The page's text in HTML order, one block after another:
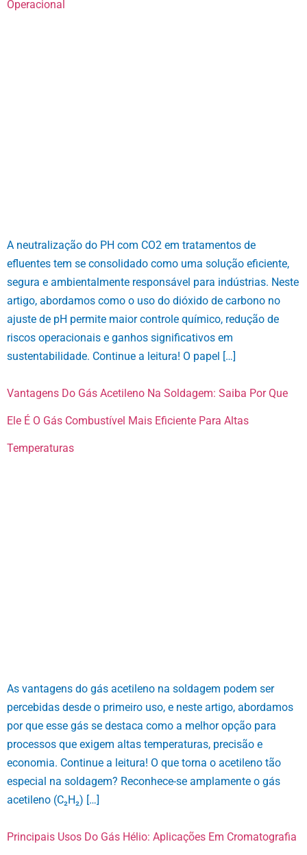
Operacional
A neutralização do PH com CO2 em tratamentos de
efluentes tem se consolidado como uma solução eficiente,
segura e ambientalmente responsável para indústrias. Neste
artigo, abordamos como o uso do dióxido de carbono no
ajuste de pH permite maior controle químico, redução de
riscos operacionais e ganhos significativos em
sustentabilidade. Continue a leitura! O papel […]
Vantagens Do Gás Acetileno Na Soldagem: Saiba Por Que
Ele É O Gás Combustível Mais Eficiente Para Altas
Temperaturas
As vantagens do gás acetileno na soldagem podem ser
percebidas desde o primeiro uso, e neste artigo, abordamos
por que esse gás se destaca como a melhor opção para
processos que exigem altas temperaturas, precisão e
economia. Continue a leitura! O que torna o acetileno tão
especial na soldagem? Reconhece-se amplamente o gás
acetileno (C₂H₂) […]
Principais Usos Do Gás Hélio: Aplicações Em Cromatografia